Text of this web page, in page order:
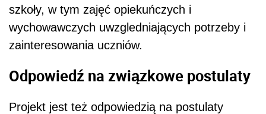
szkoły, w tym zajęć opiekuńczych i
wychowawczych uwzgledniających potrzeby i
zainteresowania uczniów.
Odpowiedź na związkowe postulaty
Projekt jest też odpowiedzią na postulaty